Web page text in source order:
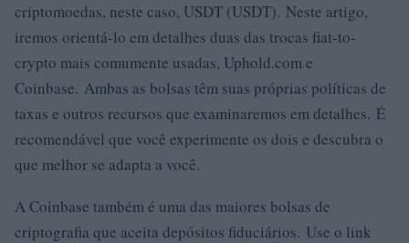
criptomoedas, neste caso, USDT (USDT). Neste artigo,
iremos orientá-lo em detalhes duas das trocas fiat-to-
crypto mais comumente usadas, Uphold.com e
Coinbase. Ambas as bolsas têm suas próprias políticas de
taxas e outros recursos que examinaremos em detalhes. É
recomendável que você experimente os dois e descubra o
que melhor se adapta a você.
A Coinbase também é uma das maiores bolsas de
criptografia que aceita depósitos fiduciários. Use o link